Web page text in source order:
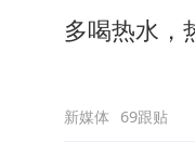
多喝热水，
新媒体 69跟贴